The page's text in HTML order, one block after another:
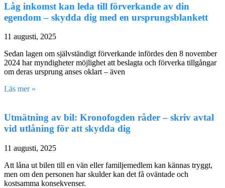
Låg inkomst kan leda till förverkande av din
egendom – skydda dig med en ursprungsblankett
11 augusti, 2025
Sedan lagen om självständigt förverkande infördes den 8 november
2024 har myndigheter möjlighet att beslagta och förverka tillgångar
om deras ursprung anses oklart – även
Läs mer »
Utmätning av bil: Kronofogden råder – skriv avtal
vid utlåning för att skydda dig
11 augusti, 2025
Att låna ut bilen till en vän eller familjemedlem kan kännas tryggt,
men om den personen har skulder kan det få oväntade och
kostsamma konsekvenser.